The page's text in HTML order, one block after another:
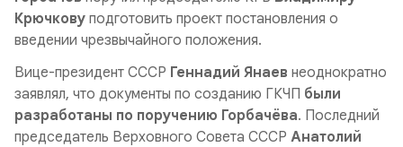
Крючкову подготовить проект постановления о
введении чрезвычайного положения.
Вице-президент СССР Геннадий Янаев неоднократно
заявлял, что документы по созданию ГКЧП были
разработаны по поручению Горбачёва. Последний
председатель Верховного Совета СССР Анатолий